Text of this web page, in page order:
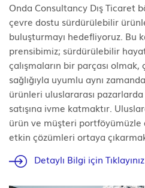
Onda Consultancy Dış Ticaret
çevre dostu sürdürülebilir
buluşturmayı hedefliyoruz. Bu
prensibimiz; sürdürülebilir
çalışmaların bir parçası
sağlığıyla uyumlu aynı
ürünleri uluslararası pazarlarda
satışına ivme katmaktır.
ürün ve müşteri portföyümüzle
etkin çözümleri ortaya
Detaylı Bilgi için Tıklayınız